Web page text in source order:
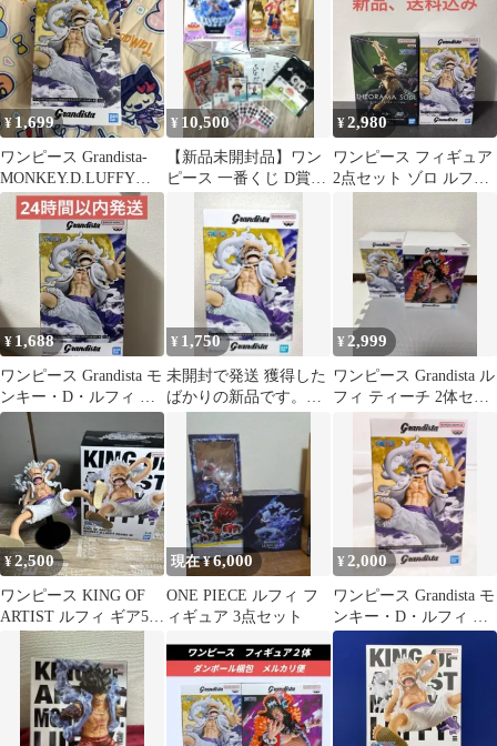
¥1,699
ワンピース Grandista-
MONKEY.D.LUFFY
GEAR5-Ⅲ
¥ 10,500
【新品未開封品】ワン
ピース 一番くじ D賞
おまけ付き
¥2,980
ワンピース フィギュア
2点セット ゾロ ルフィ
¥ 1,688
ワンピース Grandista モ
ンキー・D・ルフィ ギ
ア5
¥ 1,750
未開封で発送 獲得した
ばかりの新品です。ワ
¥2,999
ワンピース Grandista ル
フィ ティーチ 2体セッ
¥2,500
ワンピース KING OF
ARTIST ルフィ ギア5
フィギュア
現在 ¥6,000
ONE PIECE ルフィ フ
ィギュア 3点セット
¥ 2,000
ワンピース Grandista モ
ンキー・D・ルフィ ギ
ア5 フィギュア